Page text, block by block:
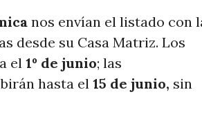
nos envían el listado con
desde su Casa Matriz. Los
el 1º de junio; las
hasta el 15 de junio, sin